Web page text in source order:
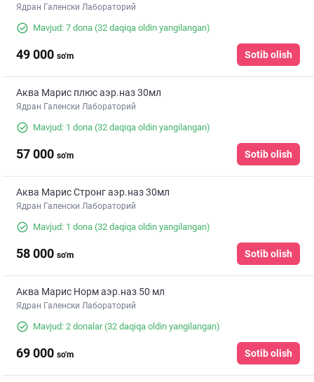
Ядран Галенски Лабораторий
Mavjud: 7 dona (32 daqiqa oldin yangilangan)
49 000 so'm Sotib olish
Аква Марис плюс аэр.наз 30мл
Ядран Галенски Лабораторий
Mavjud: 1 dona (32 daqiqa oldin yangilangan)
57 000 so'm Sotib olish
Аква Марис Стронг аэр.наз 30мл
Ядран Галенски Лабораторий
Mavjud: 1 dona (32 daqiqa oldin yangilangan)
58 000 so'm Sotib olish
Аква Марис Норм аэр.наз 50 мл
Ядран Галенски Лабораторий
Mavjud: 2 donalar(32 daqiqa oldin yangilangan)
69 000 so'm Sotib olish